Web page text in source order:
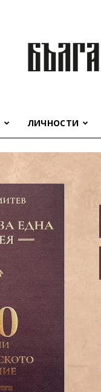
ЛИЧНОСТИ